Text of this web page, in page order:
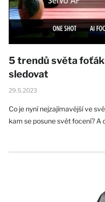
5 trendů světa
sledovat
29.5.2023
Co je nyní nejzajímavější ve
kam se posune svět focení? A